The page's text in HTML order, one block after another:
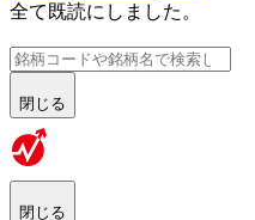
全て既読にしました。
閉じる
閉じる